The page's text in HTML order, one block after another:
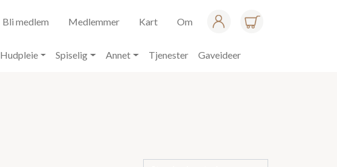
Bli medlem Medlemmer Kart Om
Hudpleie Spiselig Annet Tjenester Gaveideer